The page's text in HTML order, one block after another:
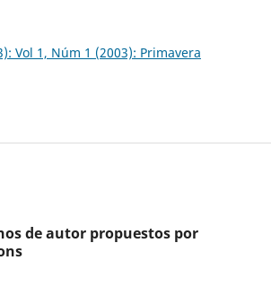
Vol 1, Núm 1 (2003): Primavera
de autor propuestos por